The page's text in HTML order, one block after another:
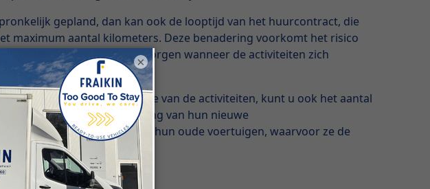
gepland, dan kan ook de looptijd van het huurcontract, die
maximum aantal kilometers. Deze benadering voorkomt het risico
de leveringen tijdig te bezorgen wanneer de activiteiten zich
van een tijdelijke toename van de activiteiten, kunt u ook het aantal
te zorgen dat de levering van hun nieuwe
een paar weken hun oude voertuigen, waarvoor ze de
×